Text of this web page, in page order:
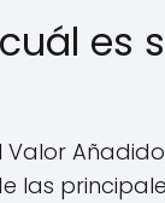
cuál
Valor
las